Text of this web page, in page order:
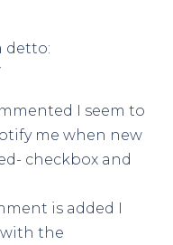
detto:
I seem to
me when new
checkbox and
is added I
with the